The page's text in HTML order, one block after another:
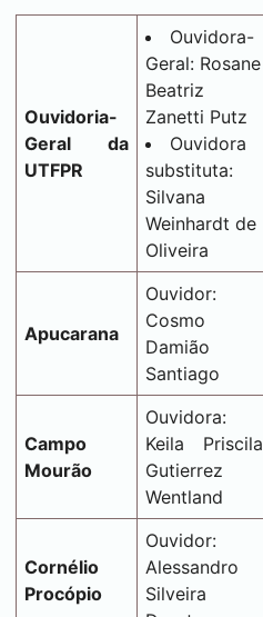
Ouvidoria-
Geral da
UTFPR
Ouvidora-
Geral: Rosane
Beatriz
Zanetti Putz
Ouvidora
substituta:
Silvana
Weinhardt de
Oliveira
Apucarana
Ouvidor:
Cosmo
Damião
Santiago
Campo
Mourão
Ouvidora:
Keila Priscila
Gutierrez
Wentland
Cornélio
Procópio
Ouvidor:
Alessandro
Silveira